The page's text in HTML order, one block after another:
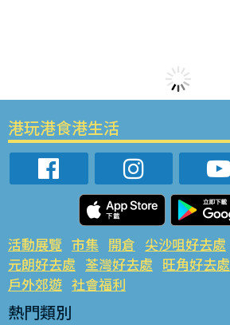
港玩港食港生活
活動展覽 市集 開倉 尖沙咀好去處
元朗好去處 荃灣好去處 旺角好去處
戶外郊遊 社會福利
熱門類別